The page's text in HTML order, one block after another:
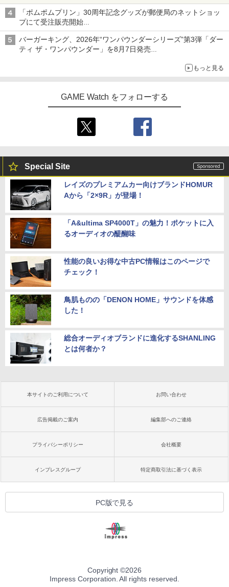
Netflixから公式回答あり
「ポムポムプリン」30周年記念グッズが郵便局のネットショッ
プにて受注販売開始
「おもちもちもちクッション」など今年だけの限定商品が登場
バーガーキング、2026年“ワンパウンダーシリーズ”第3弾「ダー
ティ ザ・ワンパウンダー」を8月7日発売
もっと見る
GAME Watch をフォローする
Special Site
レイズのプレミアムカー向けブランドHOMUR
Aから「2×9R」が登場！
「A&ultima SP4000T」の魅力！ポケットに入
るオーディオの醍醐味
性能の良いお得な中古PC情報はこのページで
チェック！
鳥肌ものの「DENON HOME」サウンドを体感
した！
総合オーディオブランドに進化するSHANLING
とは何者か？
本サイトのご利用について お問い合わせ
広告掲載のご案内 編集部へのご連絡
プライバシーポリシー 会社概要
インプレスグループ 特定商取引法に基づく表示
PC版で見る
Copyright ©2026
Impress Corporation. All rights reserved.